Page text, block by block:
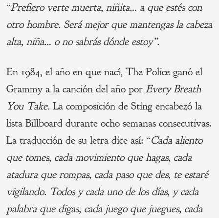
“Prefiero verte muerta, niñita… a que estés con
otro hombre. Será mejor que mantengas la cabeza
alta, niña… o no sabrás dónde estoy”.
En 1984, el año en que nací, The Police ganó el
Grammy a la canción del año porEvery Breath
You Take.La composición de Sting encabezó la
lista Billboard durante ocho semanas consecutivas.
La traducción de su letra dice así: “Cada aliento
que tomes, cada movimiento que hagas, cada
atadura que rompas, cada paso que des, te estaré
vigilando. Todos y cada uno de los días, y cada
palabra que digas, cada juego que juegues, cada